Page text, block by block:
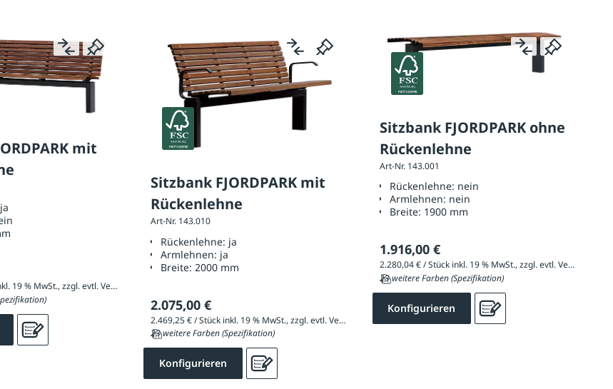
mit
ja
2.302,65 € / Stück inkl. 19 % MwSt., zzgl. evtl. Versandkosten
Sitzbank FJORDPARK mit
Rückenlehne
Art-Nr. 143.010
Rückenlehne: ja
Armlehnen: ja
Breite: 2000 mm
2.075,00 €
2.469,25 € / Stück inkl. 19 % MwSt., zzgl. evtl. Versandkosten
23 weitere Farben (Spezifikation)
Konfigurieren
Sitzbank FJORDPARK ohne
Rückenlehne
Art-Nr. 143.001
Rückenlehne: nein
Armlehnen: nein
Breite: 1900 mm
1.916,00 €
2.280,04 € / Stück inkl. 19 % MwSt., zzgl. evtl. Versandkosten
23 weitere Farben (Spezifikation)
Konfigurieren